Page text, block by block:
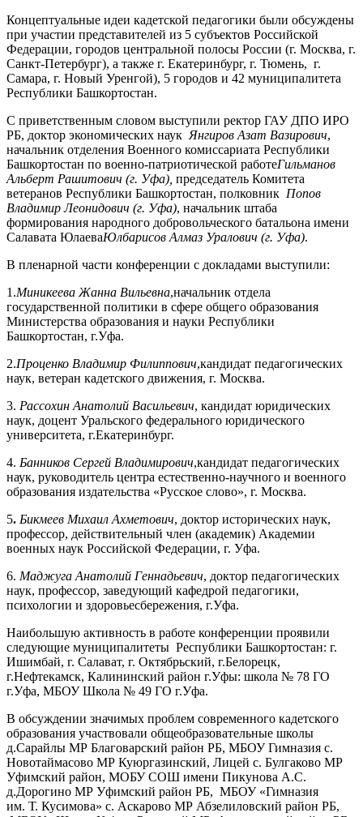
Концептуальные идеи кадетской педагогики были обсуждены
при участии представителей из 5 субъектов Российской
Федерации, городов центральной полосы России (г. Москва, г.
Санкт-Петербург), а также г. Екатеринбург, г. Тюмень, г.
Самара, г. Новый Уренгой), 5 городов и 42 муниципалитета
Республики Башкортостан.
С приветственным словом выступили ректор ГАУ ДПО ИРО
РБ, доктор экономических наук Янгиров Азат Вазирович,
начальник отделения Военного комиссариата Республики
Башкортостан по военно-патриотической работеГильманов
Альберт Рашитович (г. Уфа), председатель Комитета
ветеранов Республики Башкортостан, полковник Попов
Владимир Леонидович (г. Уфа), начальник штаба
формирования народного добровольческого батальона имени
Салавата ЮлаеваЮлбарисов Алмаз Уралович (г. Уфа).
В пленарной части конференции с докладами выступили:
1.Миникеева Жанна Вильевна,начальник отдела
государственной политики в сфере общего образования
Министерства образования и науки Республики
Башкортостан, г.Уфа.
2.Проценко Владимир Филиппович,кандидат педагогических
наук, ветеран кадетского движения, г. Москва.
3. Рассохин Анатолий Васильевич, кандидат юридических
наук, доцент Уральского федерального юридического
университета, г.Екатеринбург.
4. Банников Сергей Владимирович,кандидат педагогических
наук, руководитель центра естественно-научного и военного
образования издательства «Русское слово», г. Москва.
5. Бикмеев Михаил Ахметович, доктор исторических наук,
профессор, действительный член (академик) Академии
военных наук Российской Федерации, г. Уфа.
6. Маджуга Анатолий Геннадьевич, доктор педагогических
наук, профессор, заведующий кафедрой педагогики,
психологии и здоровьесбережения, г.Уфа.
Наибольшую активность в работе конференции проявили
следующие муниципалитеты Республики Башкортостан: г.
Ишимбай, г. Салават, г. Октябрьский, г.Белорецк,
г.Нефтекамск, Калининский район г.Уфы: школа № 78 ГО
г.Уфа, МБОУ Школа № 49 ГО г.Уфа.
В обсуждении значимых проблем современного кадетского
образования участвовали общеобразовательные школы
д.Сарайлы МР Благоварский район РБ, МБОУ Гимназия с.
Новотаймасово МР Куюргазинский, Лицей с. Булгаково МР
Уфимский район, МОБУ СОШ имени Пикунова А.С.
д.Дорогино МР Уфимский район РБ, МБОУ «Гимназия
им. Т. Кусимова» с. Аскарово МР Абзелиловский район РБ,